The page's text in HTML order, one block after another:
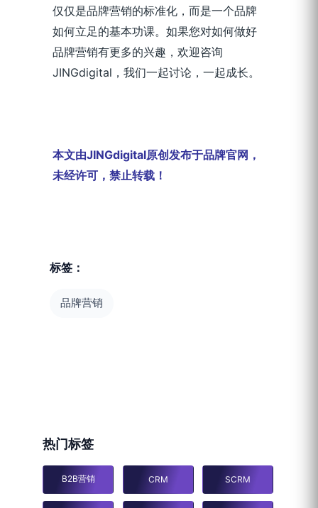
仅仅是品牌营销的标准化，而是一个品牌
如何立足的基本功课。如果您对如何做好
品牌营销有更多的兴趣，欢迎咨询
JINGdigital，我们一起讨论，一起成长。
本文由JINGdigital原创发布于品牌官网，
未经许可，禁止转载！
标签：
品牌营销
热门标签
B2B营销 CRM SCRM